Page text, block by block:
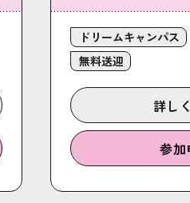
ドリームキャンパス
無料送迎
詳し
参加